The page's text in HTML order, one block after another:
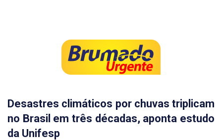
Desastres climáticos por chuvas triplicam
no Brasil em três décadas, aponta estudo
da Unifesp